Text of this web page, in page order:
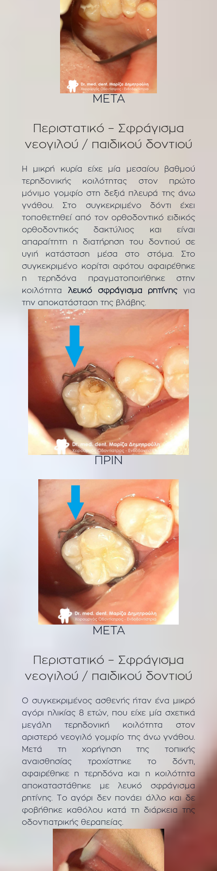
ΜΕΤΑ
Περιστατικό – Σφράγισμα
νεογιλού / παιδικού δοντιού
Η μικρή κυρία είχε μία μεσαίου βαθμού
τερηδονικής κοιλότητας στον πρώτο
μόνιμο γομφίο στη δεξιά πλευρά της άνω
γνάθου. Στο συγκεκριμένο δόντι έχει
τοποθετηθεί από τον ορθοδοντικό ειδικός
ορθοδοντικός δακτύλιος και είναι
απαραίτητη η διατήρηση του δοντιού σε
υγιή κατάσταση μέσα στο στόμα. Στο
συγκεκριμένο κορίτσι αφότου αφαιρέθηκε
η τερηδόνα πραγματοποιήθηκε στην
κοιλότητα λευκό σφράγισμα ρητίνηςγια
την αποκατάσταση της βλάβης.
ΠΡΙΝ
ΜΕΤΑ
Περιστατικό – Σφράγισμα
νεογιλού / παιδικού δοντιού
Ο συγκεκριμένος ασθενής ήταν ένα μικρό
αγόρι ηλικίας 8 ετών, που είχε μία σχετικά
μεγάλη τερηδονική κοιλότητα στον
αριστερό νεογιλό γομφίο της άνω γνάθου.
Μετά τη χορήγηση της τοπικής
αναισθησίας τροχίστηκε το δόντι,
αφαιρέθηκε η τερηδόνα και η κοιλότητα
αποκαταστάθηκε με λευκό σφράγισμα
ρητίνης. Το αγόρι δεν πονάει άλλο και δε
φοβήθηκε καθόλου κατά τη διάρκεια της
οδοντιατρικής θεραπείας.